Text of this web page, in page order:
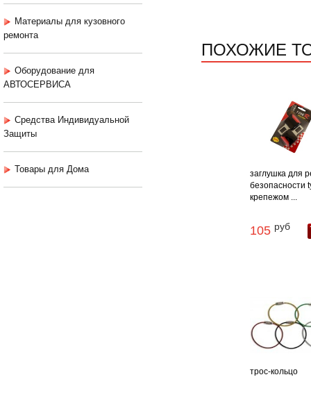
Материалы для кузовного
ремонта
Оборудование для
АВТОСЕРВИСА
Средства Индивидуальной
Защиты
Товары для Дома
ПОХОЖИЕ
заглушка для
безопасности
крепежом ...
105 руб
трос-кольцо